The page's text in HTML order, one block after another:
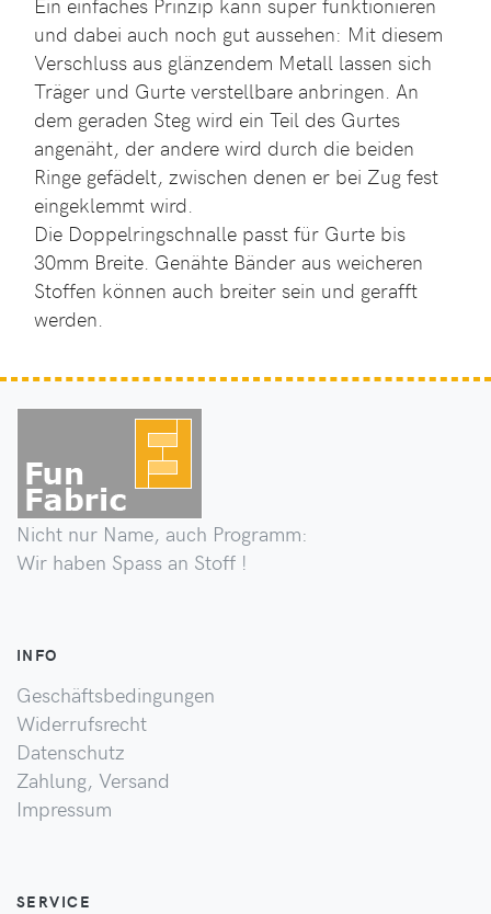
Ein einfaches Prinzip kann super funktionieren
und dabei auch noch gut aussehen: Mit diesem
Verschluss aus glänzendem Metall lassen sich
Träger und Gurte verstellbare anbringen. An
dem geraden Steg wird ein Teil des Gurtes
angenäht, der andere wird durch die beiden
Ringe gefädelt, zwischen denen er bei Zug fest
eingeklemmt wird.
Die Doppelringschnalle passt für Gurte bis
30mm Breite. Genähte Bänder aus weicheren
Stoffen können auch breiter sein und gerafft
werden.
Nicht nur Name, auch Programm:
Wir haben Spass an Stoff !
INFO
Geschäftsbedingungen
Widerrufsrecht
Datenschutz
Zahlung, Versand
Impressum
SERVICE